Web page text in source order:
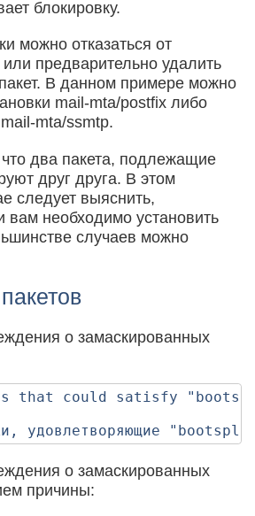
блокировку.
можно отказаться от
или предварительно удалить
В данном примере можно
mail-mta/postfix либо
mta/ssmtp.
два пакета, подлежащие
друг друга. В этом
следует выяснить,
вам необходимо установить
случаев можно
о замаскированных
could satisfy
о замаскированных
причины: